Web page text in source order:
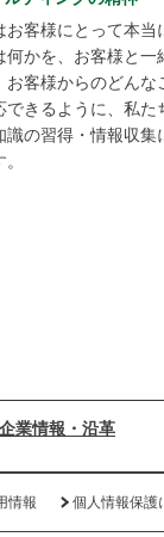
お客様にとって本当
何かを、お客様と一
お客様からのどんな
できるように、私た
識の習得・情報収集
企業情報・沿革
情報 個人情報保護